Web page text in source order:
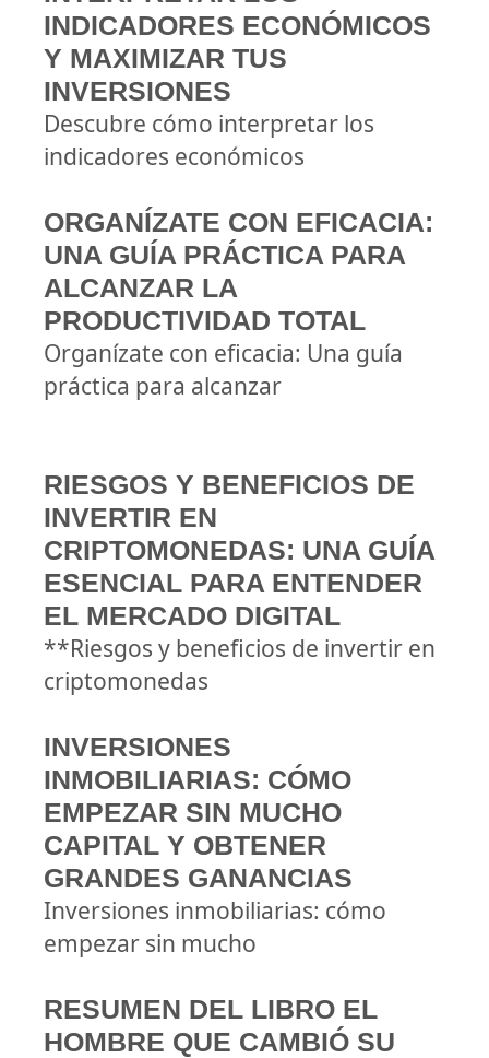
INDICADORES ECONÓMICOS
Y MAXIMIZAR TUS
INVERSIONES
Descubre cómo interpretar los
indicadores económicos
ORGANÍZATE CON EFICACIA:
UNA GUÍA PRÁCTICA PARA
ALCANZAR LA
PRODUCTIVIDAD TOTAL
Organízate con eficacia: Una guía
práctica para alcanzar
RIESGOS Y BENEFICIOS DE
INVERTIR EN
CRIPTOMONEDAS: UNA GUÍA
ESENCIAL PARA ENTENDER
EL MERCADO DIGITAL
**Riesgos y beneficios de invertir en
criptomonedas
INVERSIONES
INMOBILIARIAS: CÓMO
EMPEZAR SIN MUCHO
CAPITAL Y OBTENER
GRANDES GANANCIAS
Inversiones inmobiliarias: cómo
empezar sin mucho
RESUMEN DEL LIBRO EL
HOMBRE QUE CAMBIÓ SU